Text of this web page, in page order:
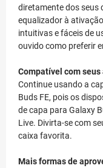
diretamente dos seus
equalizador à
intuitivas e fáceis de
ouvido como preferir
Compatível com
Continue usando a
Buds FE, pois os
de capa para Galaxy
Live. Divirta-se com
caixa favorita.
Mais formas de